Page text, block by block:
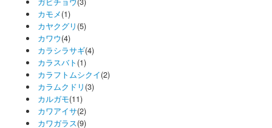
カモメ(1)
カヤクグリ (5)
カワウ(4)
カラシラサギ(4)
カラスバト (1)
カラフトムシクイ(2)
カラムクドリ (3)
カルガモ(11)
カワアイサ(2)
カワガラス(9)